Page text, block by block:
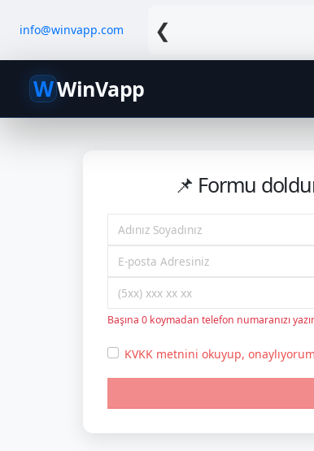
info@winvapp.com ❮
WWinVapp
📌 Formu
Başına 0 koymadan telefon numaranızı
KVKK metnini okuyup,